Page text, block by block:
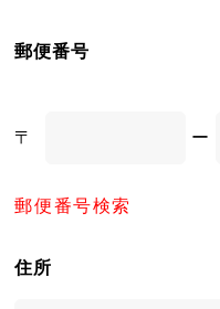
郵便番号
〒 ー
郵便番号検索
住所